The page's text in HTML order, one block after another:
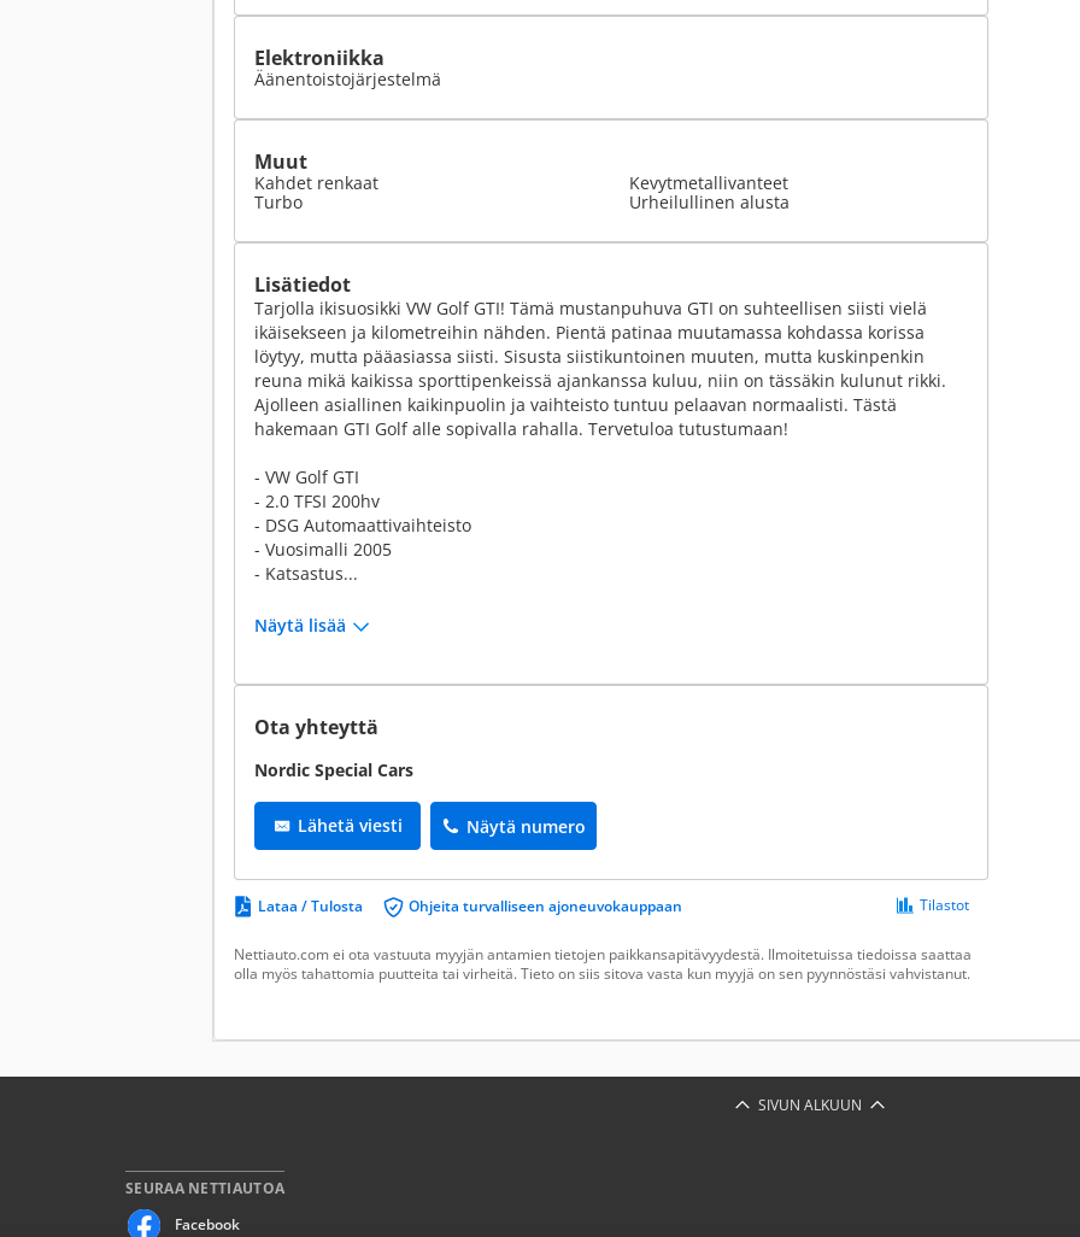
Elektroniikka
Äänentoistojärjestelmä
Muut
Kahdet renkaat
Turbo
Kevytmetallivanteet
Urheilullinen alusta
Lisätiedot
Tarjolla ikisuosikki VW Golf GTI! Tämä mustanpuhuva GTI on suhteellisen siisti vielä
ikäisekseen ja kilometreihin nähden. Pientä patinaa muutamassa kohdassa korissa
löytyy, mutta pääasiassa siisti. Sisusta siistikuntoinen muuten, mutta kuskinpenkin
reuna mikä kaikissa sporttipenkeissä ajankanssa kuluu, niin on tässäkin kulunut rikki.
Ajolleen asiallinen kaikinpuolin ja vaihteisto tuntuu pelaavan normaalisti. Tästä
hakemaan GTI Golf alle sopivalla rahalla. Tervetuloa tutustumaan!
- VW Golf GTI
- 2.0 TFSI 200hv
- DSG Automaattivaihteisto
- Vuosimalli 2005
- Katsastus...
Näytä lisää
Ota yhteyttä
Nordic Special Cars
Lähetä viesti Näytä numero
Lataa / Tulosta Ohjeita turvalliseen ajoneuvokauppaan Tilastot
Nettiauto.com ei ota vastuuta myyjän antamien tietojen paikkansapitävyydestä. Ilmoitetuissa tiedoissa saattaa
olla myös tahattomia puutteita tai virheitä. Tieto on siis sitova vasta kun myyjä on sen pyynnöstäsi vahvistanut.
SIVUN ALKUUN
SEURAA NETTIAUTOA
Facebook